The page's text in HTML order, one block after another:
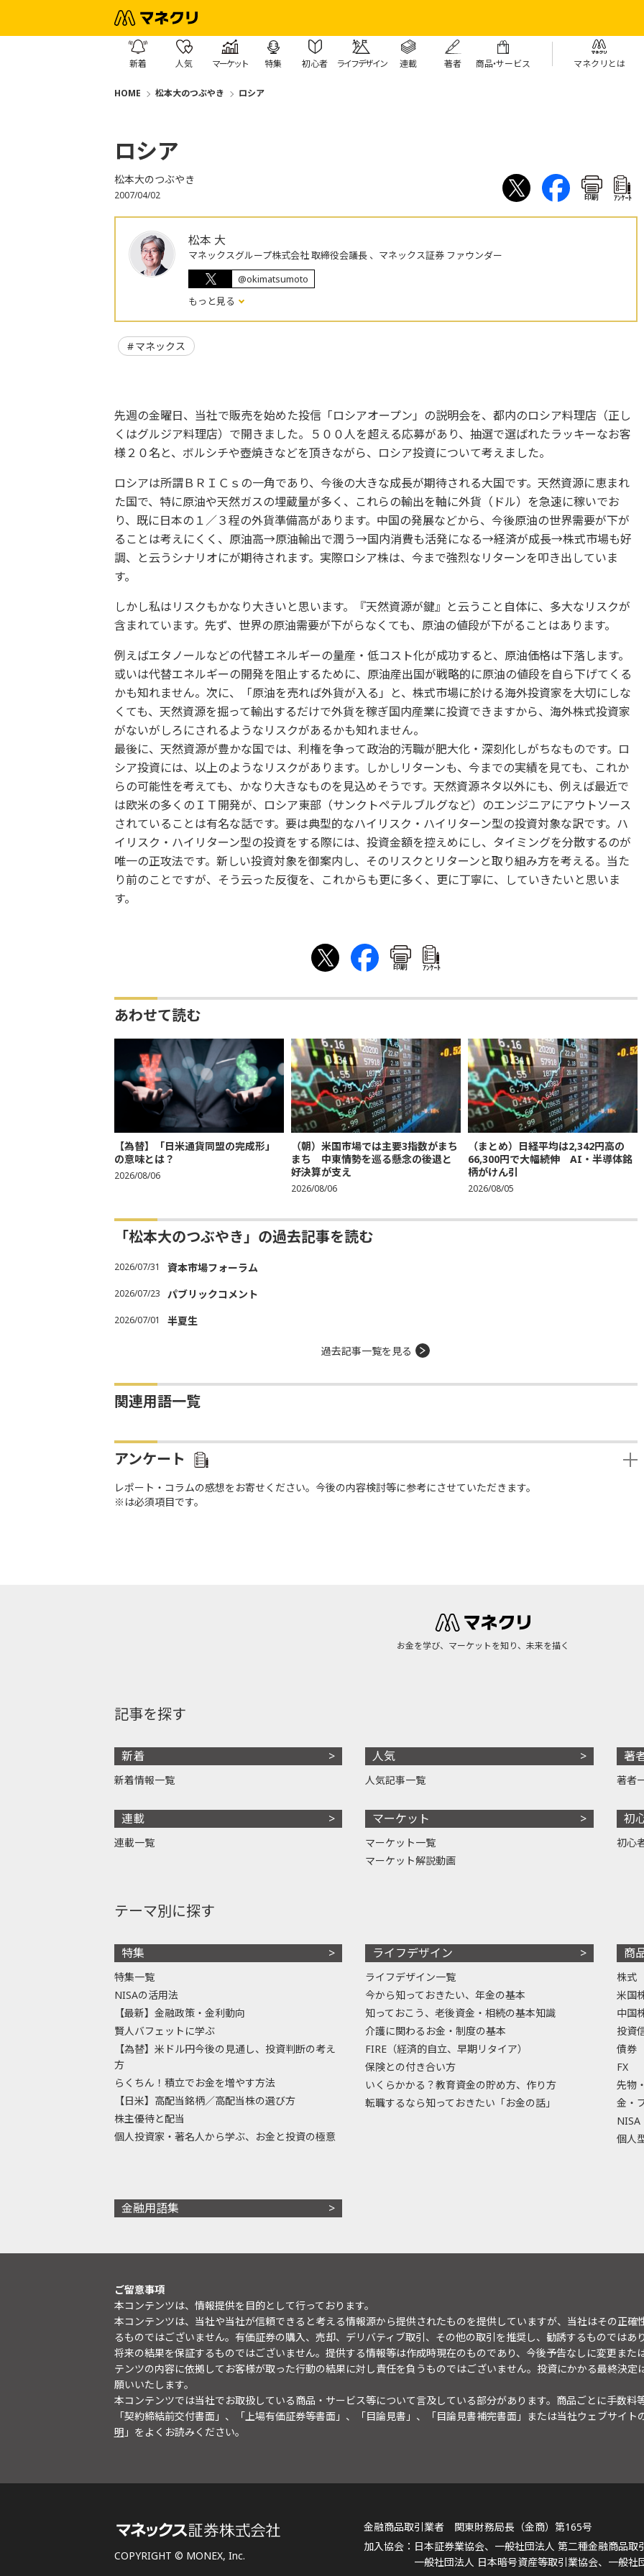
新着 人気 マーケット 特集 初心者 ライフデザイン 連載 著者 商品・サービス マネクリとは
HOME 松本大のつぶやき ロシア
ロシア
松本大のつぶやき
2007/04/02 印刷 ｱﾝｹｰﾄ
松本 大
マネックスグループ株式会社 取締役会議長 、マネックス証券 ファウンダー
@okimatsumoto
もっと見る
マネックス
先週の金曜日、当社で販売を始めた投信「ロシアオープン」の説明会を、都内のロシア料理店（正し
くはグルジア料理店）で開きました。５００人を超える応募があり、抽選で選ばれたラッキーなお客
様２０名と、ボルシチや壺焼きなどを頂きながら、ロシア投資について考えました。
ロシアは所謂ＢＲＩＣｓの一角であり、今後の大きな成長が期待される大国です。天然資源に恵まれ
た国で、特に原油や天然ガスの埋蔵量が多く、これらの輸出を軸に外貨（ドル）を急速に稼いでお
り、既に日本の１／３程の外貨準備高があります。中国の発展などから、今後原油の世界需要が下が
ることは考えにくく、原油高→原油輸出で潤う→国内消費も活発になる→経済が成長→株式市場も好
調、と云うシナリオにが期待されます。実際ロシア株は、今まで強烈なリターンを叩き出していま
す。
しかし私はリスクもかなり大きいと思います。『天然資源が鍵』と云うこと自体に、多大なリスクが
含まれています。先ず、世界の原油需要が下がらなくても、原油の値段が下がることはあります。
例えばエタノールなどの代替エネルギーの量産・低コスト化が成功すると、原油価格は下落します。
或いは代替エネルギーの開発を阻止するために、原油産出国が戦略的に原油の値段を自ら下げてくる
かも知れません。次に、「原油を売れば外貨が入る」と、株式市場に於ける海外投資家を大切にしな
くても、天然資源を掘って輸出するだけで外貨を稼ぎ国内産業に投資できますから、海外株式投資家
がないがしろにされるようなリスクがあるかも知れません。
最後に、天然資源が豊かな国では、利権を争って政治的汚職が肥大化・深刻化しがちなものです。ロ
シア投資には、以上のようなリスクがあります。しかしリターンも、今までの実績を見ても、これか
らの可能性を考えても、かなり大きなものを見込めそうです。天然資源ネタ以外にも、例えば最近で
は欧米の多くのＩＴ開発が、ロシア東部（サンクトペテルブルグなど）のエンジニアにアウトソース
されていることは有名な話です。要は典型的なハイリスク・ハイリターン型の投資対象な訳です。ハ
イリスク・ハイリターン型の投資をする際には、投資金額を控えめにし、タイミングを分散するのが
唯一の正攻法です。新しい投資対象を御案内し、そのリスクとリターンと取り組み方を考える。当た
り前のことですが、そう云った反復を、これからも更に多く、更に丁寧に、していきたいと思いま
す。
印刷 ｱﾝｹｰﾄ
あわせて読む
【為替】「日米通貨同盟の完成形」
の意味とは？
2026/08/06
（朝）米国市場では主要3指数がまち
まち 中東情勢を巡る懸念の後退と
好決算が支え
2026/08/06
（まとめ）日経平均は2,342円高の
66,300円で大幅続伸 AI・半導体銘
柄がけん引
2026/08/05
「松本大のつぶやき」の過去記事を読む
2026/07/31 資本市場フォーラム
2026/07/23 パブリックコメント
2026/07/01 半夏生
過去記事一覧を見る
関連用語一覧
アンケート
レポート・コラムの感想をお寄せください。今後の内容検討等に参考にさせていただきます。
※は必須項目です。
お金を学び、マーケットを知り、未来を描く
記事を探す
新着
新着情報一覧
連載
連載一覧
人気
人気記事一覧
マーケット
マーケット一覧
マーケット解説動画
著
著者
初
初心
テーマ別に探す
特集
特集一覧
NISAの活用法
【最新】金融政策・金利動向
賢人バフェットに学ぶ
【為替】米ドル円今後の見通し、投資判断の考え
方
らくちん！積立でお金を増やす方法
【日米】高配当銘柄／高配当株の選び方
株主優待と配当
個人投資家・著名人から学ぶ、お金と投資の極意
ライフデザイン
ライフデザイン一覧
今から知っておきたい、年金の基本
知っておこう、老後資金・相続の基本知識
介護に関わるお金・制度の基本
FIRE（経済的自立、早期リタイア）
保険との付き合い方
いくらかかる？教育資金の貯め方、作り方
転職するなら知っておきたい「お金の話」
商
株式
米国
中国
投資
債券
FX
先物
金・
NISA
個人
金融用語集
ご留意事項
本コンテンツは、情報提供を目的として行っております。
本コンテンツは、当社や当社が信頼できると考える情報源から提供されたものを提供していますが、当社はその正
るものではございません。有価証券の購入、売却、デリバティブ取引、その他の取引を推奨し、勧誘するものではあ
将来の結果を保証するものではございません。提供する情報等は作成時現在のものであり、今後予告なしに変更また
テンツの内容に依拠してお客様が取った行動の結果に対し責任を負うものではございません。投資にかかる最終決
願いいたします。
本コンテンツでは当社でお取扱している商品・サービス等について言及している部分があります。商品ごとに手数料
「契約締結前交付書面」、「上場有価証券等書面」、「目論見書」、「目論見書補完書面」または当社ウェブサイト
明 」をよくお読みください。
COPYRIGHT © MONEX, Inc.
金融商品取引業者 関東財務局長（金商）第165号
日本証券業協会、一般社団法人 第二種金融商品取
一般社団法人 日本暗号資産等取引業協会、一般社